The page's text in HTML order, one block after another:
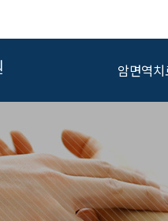
암면역
암
도와